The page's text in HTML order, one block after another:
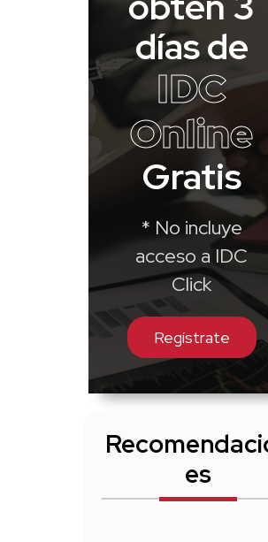
días de
IDC
Online
Gratis
* No incluye
acceso a IDC
Click
Regístrate
es